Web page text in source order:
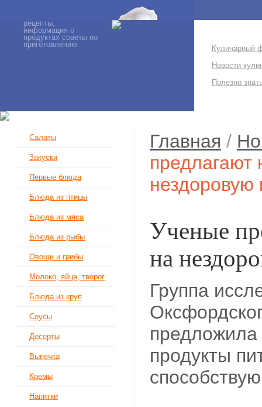
рецепты,
информация о
продуктах советы по
приготовлению
Кулинарный
Новости
Полезно
Салаты
Закуски
Первые блюда
Блюда из птицы
Блюда из мяса
Блюда из рыбы
Овощи и грибы
Молоко, яйца, творог
Блюда из круп
Соусы
Десерты
Выпечка
Кремы
Напитки
Главная /
предлагают
нездоровую
Ученые
на
Группа
предложила
продукты